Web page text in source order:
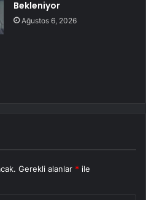
Bekleniyor
Ağustos 6, 2026
Gerekli alanlar * ile